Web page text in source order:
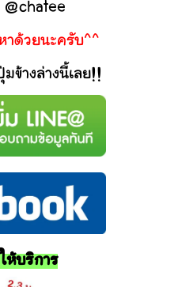
ด้วยนะครับ^^
ข้างล่างนี้เลย!!
ห้บริการ